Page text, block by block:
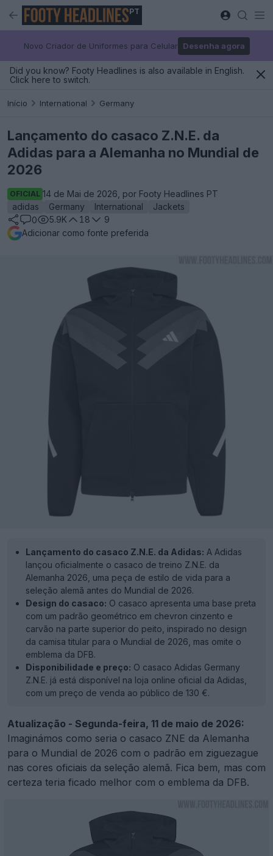
PT
Novo Criador de Uniformes para Celular Desenha agora
Did you know? Footy Headlines is also available in English.
Click here to switch.
Início International Germany
Lançamento do casaco Z.N.E. da
Adidas para a Alemanha no Mundial de
2026
OFICIAL 14 de Mai de 2026, por Footy Headlines PT
adidas
Germany International
Jackets
0
5.9K 18
9
Adicionar como fonte preferida
Lançamento do casaco Z.N.E. da Adidas: A Adidas
lançou oficialmente o casaco de treino Z.N.E. da
Alemanha 2026, uma peça de estilo de vida para a
seleção alemã antes do Mundial de 2026.
Design do casaco: O casaco apresenta uma base preta
com um padrão geométrico em chevron cinzento e
carvão na parte superior do peito, inspirado no design
da camisa titular para o Mundial de 2026, mas omite o
emblema da DFB.
Disponibilidade e preço: O casaco Adidas Germany
Z.N.E. já está disponível na loja online oficial da Adidas,
com um preço de venda ao público de 130 €.
Atualização - Segunda-feira, 11 de maio de 2026:
Imaginámos como seria o casaco ZNE da Alemanha
para o Mundial de 2026 com o padrão em ziguezague
nas cores oficiais da seleção alemã. Fica bem, mas com
certeza teria ficado melhor com o emblema da DFB.